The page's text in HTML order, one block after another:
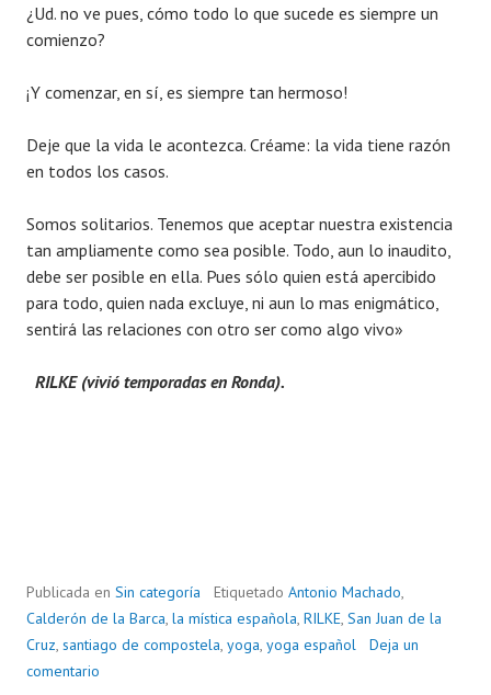
¿Ud. no ve pues, cómo todo lo que sucede es siempre un
comienzo?
¡Y comenzar, en sí, es siempre tan hermoso!
Deje que la vida le acontezca. Créame: la vida tiene razón
en todos los casos.
Somos solitarios. Tenemos que aceptar nuestra existencia
tan ampliamente como sea posible. Todo, aun lo inaudito,
debe ser posible en ella. Pues sólo quien está apercibido
para todo, quien nada excluye, ni aun lo mas enigmático,
sentirá las relaciones con otro ser como algo vivo»
RILKE (vivió temporadas en Ronda).
Publicada en Sin categoría Etiquetado Antonio Machado,
Calderón de la Barca, la mística española, RILKE, San Juan de la
Cruz, santiago de compostela, yoga, yoga español
Deja un
comentario